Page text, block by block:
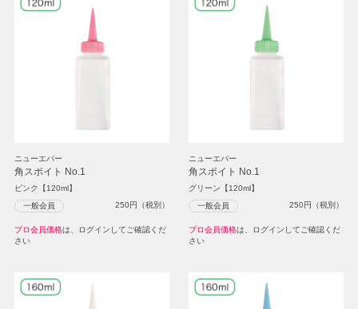
ニューエバー
角スポイト No.1
ピンク【120ml】
一般会員 250円（税別）
プロ会員価格は、ログインしてご確認くだ
さい
ニューエバー
角スポイト No.1
グリーン【120ml】
一般会員 250円（税別）
プロ会員価格は、ログインしてご確認くだ
さい